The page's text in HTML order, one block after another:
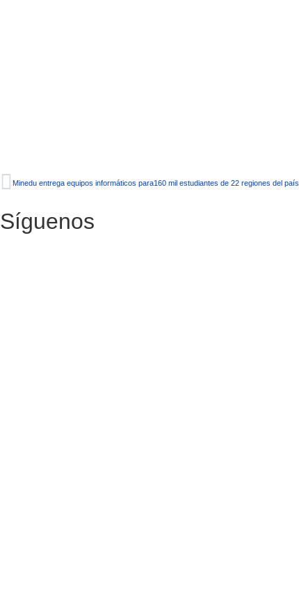
Minedu entrega equipos informáticos para160 mil estudiantes de 22 regiones del país
Síguenos